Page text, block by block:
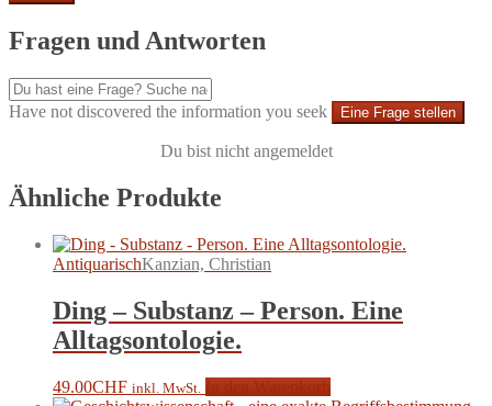
Fragen und Antworten
Have not discovered the information you seek Eine Frage stellen
Du bist nicht angemeldet
Ähnliche Produkte
AntiquarischKanzian, Christian
Ding – Substanz – Person. Eine
Alltagsontologie.
49.00CHF inkl. MwSt.